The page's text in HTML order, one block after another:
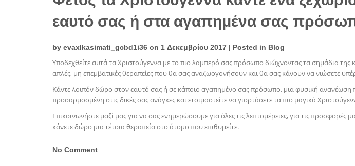
εαυτό σας ή στα αγαπημένα σας
by evaxlkasimati_gcbd1i36 on 1 Δεκεμβρίου 2017 | Posted in Blog
Υποδεχθείτε αυτά τα Χριστούγεννα με το πιο λαμπερό σας πρόσωπο διώχνοντας τα σημάδια της
απλές, μη επεμβατικές θεραπείες που θα σας αναζωογονήσουν και θα σας κάνουν να νιώσετε
Κάντε λοιπόν δώρο στον εαυτό σας ή σε κάποιο αγαπημένο σας πρόσωπο, μια φυσική
προσαρμοσμένη στις δικές σας ανάγκες και ετοιμαστείτε να γιορτάσετε τα πιο μαγικά
Επικοινωνήστε μαζί μας για να σας ενημερώσουμε για όλες τις λεπτομέρειες, για τις προσφορές
κάνετε δώρο μια τέτοια θεραπεία στο άτομο που επιθυμείτε.
No Comment